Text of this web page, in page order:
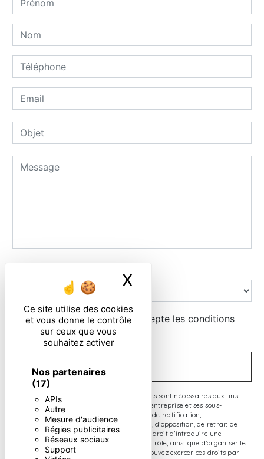
Ce site utilise des cookies
et vous donne le contrôle
sur ceux que vous
souhaitez activer
Nos partenaires
(17)
APIs
Autre
Mesure d'audience
Régies publicitaires
Réseaux sociaux
Support
X Masquer le
En cochant cette case, j'accepte les conditions
particulières ci-dessous **
** Les données personnelles communiquées sont nécessaires aux fins
de vous contacter. Elles sont destinées à l'entreprise et ses sous-
traitants. Vous disposez de droits d’accès, de rectification,
d’effacement, de portabilité, de limitation, d’opposition, de retrait de
votre consentement à tout moment et du droit d’introduire une
réclamation auprès d’une autorité de contrôle, ainsi que d’organiser le
sort de vos données post-mortem. Vous pouvez exercer ces droits par